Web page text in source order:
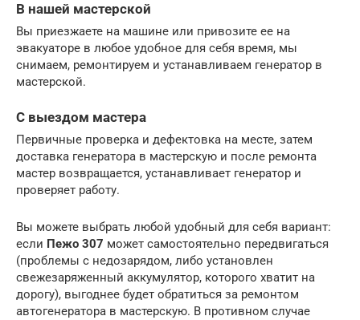
В нашей мастерской
Вы приезжаете на машине или привозите ее на
эвакуаторе в любое удобное для себя время, мы
снимаем, ремонтируем и устанавливаем генератор в
мастерской.
С выездом мастера
Первичные проверка и дефектовка на месте, затем
доставка генератора в мастерскую и после ремонта
мастер возвращается, устанавливает генератор и
проверяет работу.
Вы можете выбрать любой удобный для себя вариант:
если Пежо 307 может самостоятельно передвигаться
(проблемы с недозарядом, либо установлен
свежезаряженный аккумулятор, которого хватит на
дорогу), выгоднее будет обратиться за ремонтом
автогенератора в мастерскую. В противном случае